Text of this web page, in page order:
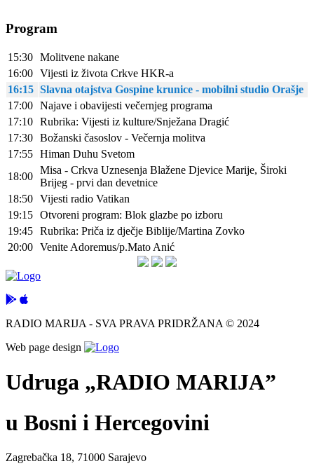
Program
15:30 Molitvene nakane
16:00 Vijesti iz života Crkve HKR-a
16:15 Slavna otajstva Gospine krunice - mobilni studio Orašje
17:00 Najave i obavijesti večernjeg programa
17:10 Rubrika: Vijesti iz kulture/Snježana Dragić
17:30 Božanski časoslov - Večernja molitva
17:55 Himan Duhu Svetom
18:00
Misa - Crkva Uznesenja Blažene Djevice Marije, Široki
Brijeg - prvi dan devetnice
18:50 Vijesti radio Vatikan
19:15 Otvoreni program: Blok glazbe po izboru
19:45 Rubrika: Priča iz dječje Biblije/Martina Zovko
20:00 Venite Adoremus/p.Mato Anić
RADIO MARIJA - SVA PRAVA PRIDRŽANA © 2024
Web page design
Udruga „RADIO MARIJA”
u Bosni i Hercegovini
Zagrebačka 18, 71000 Sarajevo